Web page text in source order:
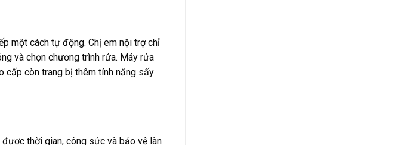
một cách tự động. Chị em nội trợ chỉ
và chọn chương trình rửa. Máy rửa
cấp còn trang bị thêm tính năng sấy
thời gian, công sức và bảo vệ làn